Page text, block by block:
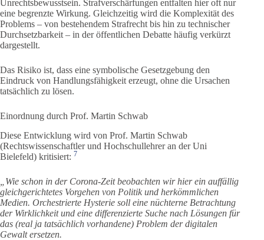
Unrechtsbewusstsein. Strafverschärfungen entfalten hier oft nur
eine begrenzte Wirkung. Gleichzeitig wird die Komplexität des
Problems – von bestehendem Strafrecht bis hin zu technischer
Durchsetzbarkeit – in der öffentlichen Debatte häufig verkürzt
dargestellt.
Das Risiko ist, dass eine symbolische Gesetzgebung den
Eindruck von Handlungsfähigkeit erzeugt, ohne die Ursachen
tatsächlich zu lösen.
Einordnung durch Prof. Martin Schwab
Diese Entwicklung wird von Prof. Martin Schwab
(Rechtswissenschaftler und Hochschullehrer an der Uni
Bielefeld) kritisiert: 7
„Wie schon in der Corona-Zeit beobachten wir hier ein auffällig
gleichgerichtetes Vorgehen von Politik und herkömmlichen
Medien. Orchestrierte Hysterie soll eine nüchterne Betrachtung
der Wirklichkeit und eine differenzierte Suche nach Lösungen für
das (real ja tatsächlich vorhandene) Problem der digitalen
Gewalt ersetzen.